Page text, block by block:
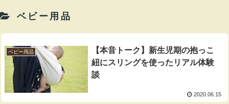
ベビー用品
ベビー用品
【本音トーク】新生児期の抱っこ
紐にスリングを使ったリアル体験
談
2020.06.15